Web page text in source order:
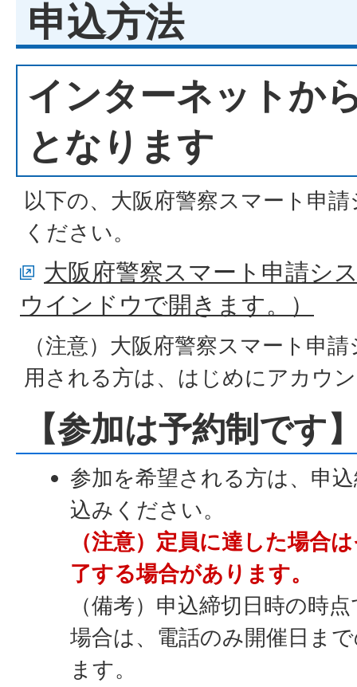
申込方法
インターネットか
となります
以下の、大阪府警察スマート申
ください。
大阪府警察スマート申請シ
ウインドウで開きます。）
（注意）大阪府警察スマート申
用される方は、はじめにアカウ
【参加は予約制です
参加を希望される方は、申
込みください。
（注意）定員に達した場合
了する場合があります。
（備考）申込締切日時の時
場合は、電話のみ開催日ま
ます。